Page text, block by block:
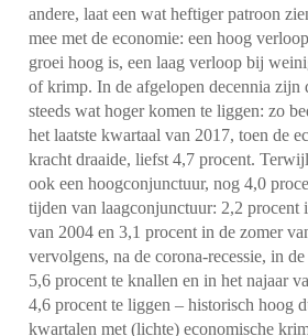
andere, laat een wat heftiger patroon
mee met de economie: een hoog
groei hoog is, een laag verloop bij
of krimp. In de afgelopen decennia zijn
steeds wat hoger komen te liggen: zo
het laatste kwartaal van 2017, toen de
kracht draaide, liefst 4,7 procent.
ook een hoogconjunctuur, nog 4,0
tijden van laagconjunctuur: 2,2 procent
van 2004 en 3,1 procent in de zomer
vervolgens, na de corona-recessie, in
5,6 procent te knallen en in het najaar
4,6 procent te liggen – historisch hoog
kwartalen met (lichte) economische